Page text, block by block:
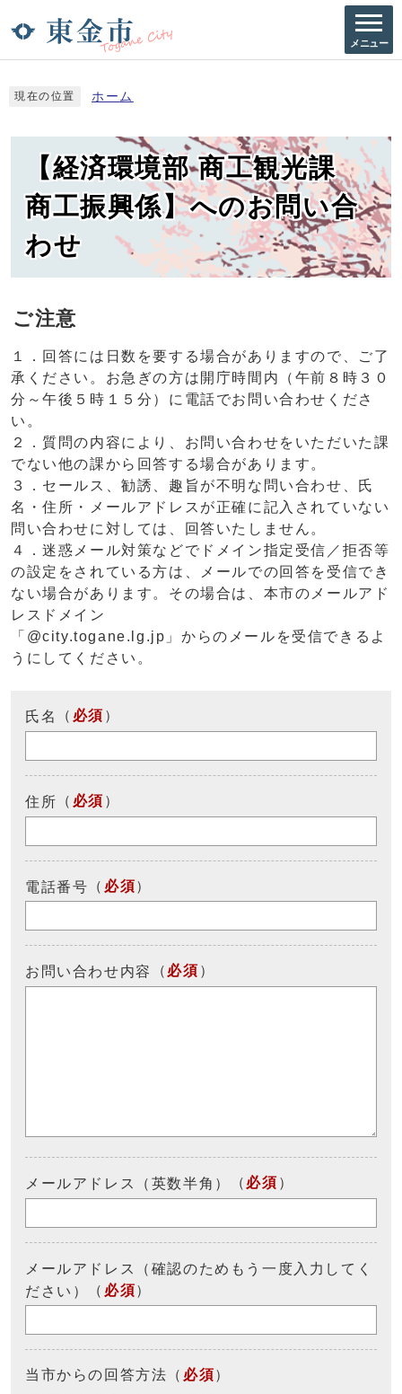
メニュー
現在の位置 ホーム
【経済環境部 商工観光課
商工振興係】へのお問い合
わせ
ご注意
１．回答には日数を要する場合がありますので、ご了
承ください。お急ぎの方は開庁時間内（午前８時３０
分～午後５時１５分）に電話でお問い合わせくださ
い。
２．質問の内容により、お問い合わせをいただいた課
でない他の課から回答する場合があります。
３．セールス、勧誘、趣旨が不明な問い合わせ、氏
名・住所・メールアドレスが正確に記入されていない
問い合わせに対しては、回答いたしません。
４．迷惑メール対策などでドメイン指定受信／拒否等
の設定をされている方は、メールでの回答を受信でき
ない場合があります。その場合は、本市のメールアド
レスドメイン
「@city.togane.lg.jp」からのメールを受信できるよ
うにしてください。
氏名 （ 必須 ）
住所 （ 必須 ）
電話番号 （ 必須）
お問い合わせ内容 （ 必須 ）
メールアドレス（英数半角） （ 必須 ）
メールアドレス（確認のためもう一度入力してく
ださい）
（ 必須）
当市からの回答方法 （ 必須）